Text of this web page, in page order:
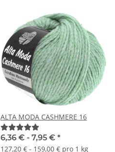
ALTA MODA CASHMERE 16
6,36 € - 7,95 € *
127,20 € - 159,00 € pro 1 kg